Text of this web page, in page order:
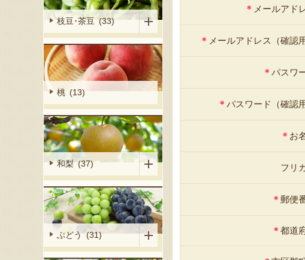
＊ メールアド
＊ メールアドレス（確認用
＊ パスワ
＊ パスワード（確認用
＊ お
フリ
＊ 郵便
＊ 都道
枝豆･茶豆 (33)
桃 (13)
和梨 (37)
ぶどう (31)